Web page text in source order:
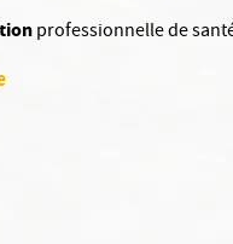
professionnelle de